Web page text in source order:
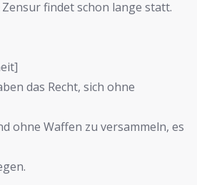
findet schon lange statt.
das Recht, sich ohne
ohne Waffen zu versammeln, es